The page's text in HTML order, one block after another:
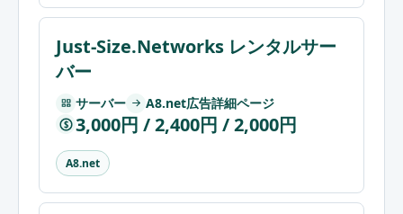
Just-Size.Networks レンタルサー
バー
サーバー A8.net広告詳細ページ
$ 3,000円 / 2,400円 / 2,000円
A8.net